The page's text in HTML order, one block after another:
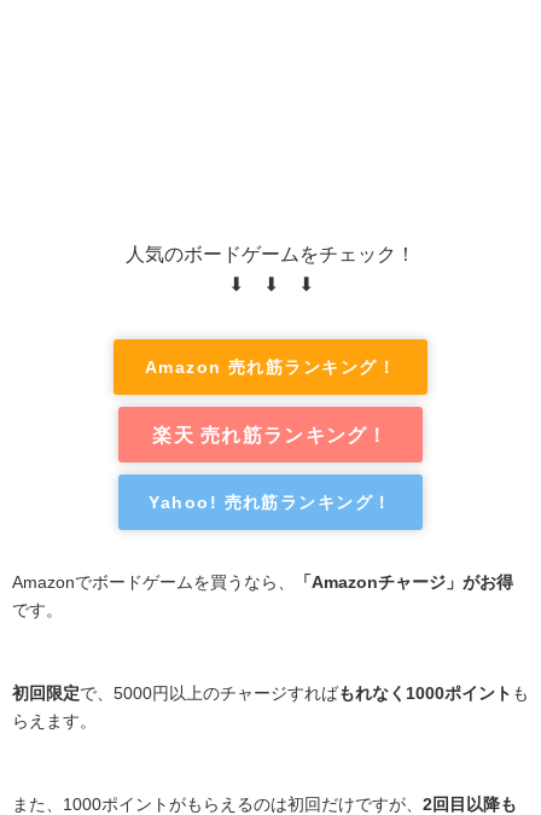
人気のボードゲームをチェック！
⬇ ⬇ ⬇
Amazon 売れ筋ランキング！
楽天 売れ筋ランキング！
Yahoo! 売れ筋ランキング！
Amazonでボードゲームを買うなら、
「Amazonチャージ」がお得
です。
初回限定で、5000円以上のチャージすればもれなく1000ポイント も
らえます。
また、1000ポイントがもらえるのは初回だけですが、 2回目以降も